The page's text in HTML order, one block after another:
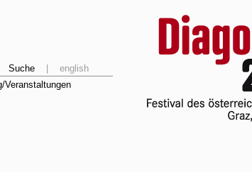
Suche
english
Veranstaltungen